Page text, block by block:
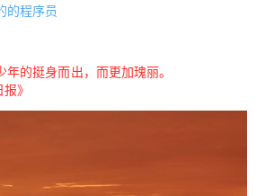
的程序员
少年的挺身而出，而更加瑰丽。
》